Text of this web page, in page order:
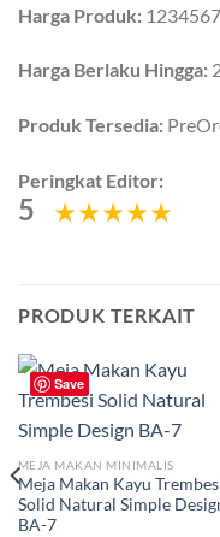
Harga Produk:
Harga Berlaku Hingga:
Produk Tersedia:
Peringkat Editor:
5
PRODUK TERKAIT
Save
MEJA MAKAN MINIMALIS
Meja Makan Kayu
Solid Natural Simple
BA-7